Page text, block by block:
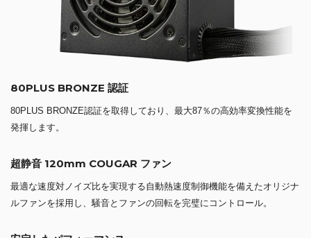
80PLUS BRONZE 認証
80PLUS BRONZE認証を取得しており、最大87％の高効率変換性能を
発揮します。
超静音 120mm COUGAR ファン
最適な速度対ノイズ比を実現する自動熱速度制御機能を備えたオリジナ
ルファンを採用し、騒音とファンの回転を完璧にコントロール。